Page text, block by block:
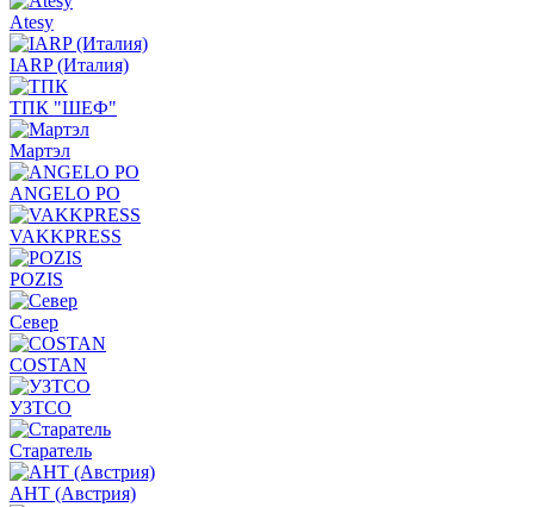
Atesy
IARP (Италия)
ТПК "ШЕФ"
Мартэл
ANGELO PO
VAKKPRESS
POZIS
Север
COSTAN
УЗТСО
Старатель
АНТ (Австрия)